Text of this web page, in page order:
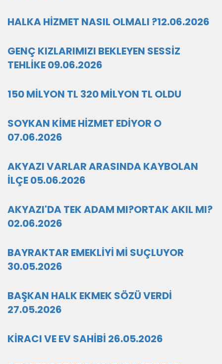
HALKA HİZMET NASIL OLMALI ?12.06.2026
GENÇ KIZLARIMIZI BEKLEYEN SESSİZ
TEHLİKE 09.06.2026
150 MİLYON TL 320 MİLYON TL OLDU
SOYKAN KİME HİZMET EDİYOR O
07.06.2026
AKYAZI VARLAR ARASINDA KAYBOLAN
İLÇE 05.06.2026
AKYAZI'DA TEK ADAM MI?ORTAK AKIL MI?
02.06.2026
BAYRAKTAR EMEKLİYİ Mİ SUÇLUYOR
30.05.2026
BAŞKAN HALK EKMEK SÖZÜ VERDİ
27.05.2026
KİRACI VE EV SAHİBİ 26.05.2026